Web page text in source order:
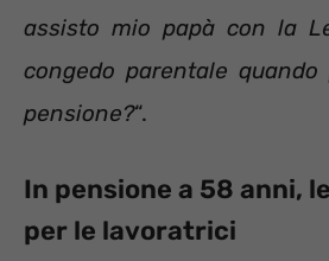
assisto mio papà con la
congedo parentale
pensione?“.
In pensione a 58 anni,
per le lavoratrici